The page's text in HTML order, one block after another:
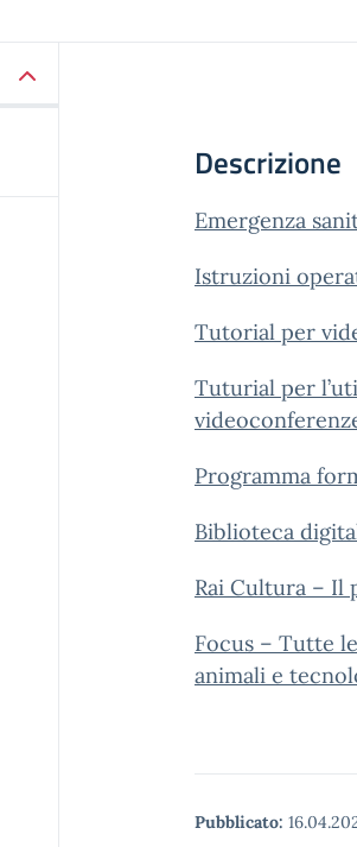
Descrizione
Emergenza
Istruzioni
Tutorial per
Tuturial per
Programma
Biblioteca
Rai Cultura – Il
Focus – Tutte
animali e
Pubblicato: